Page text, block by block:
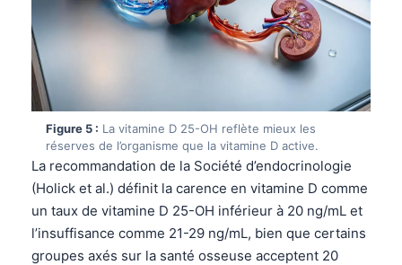
Figure 5 : La vitamine D 25-OH reflète mieux les
réserves de l’organisme que la vitamine D active.
La recommandation de la Société d’endocrinologie
(Holick et al.) définit la carence en vitamine D comme
un taux de vitamine D 25-OH inférieur à 20 ng/mL et
l’insuffisance comme 21-29 ng/mL, bien que certains
groupes axés sur la santé osseuse acceptent 20
Македонски јазик
Euskara
Gàidhlig
العربية المغربية
Basa Jawa